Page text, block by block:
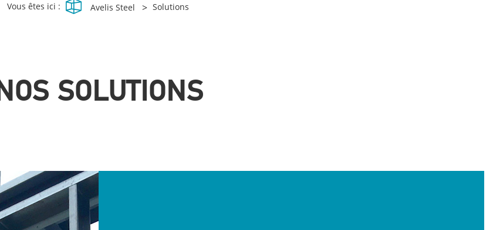
Vous êtes ici : Avelis Steel > Solutions
NOS SOLUTIONS